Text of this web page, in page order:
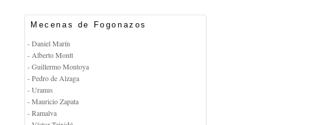
Mecenas de Fogonazos
- Daniel Marín
- Alberto Montt
- Guillermo Montoya
- Pedro de Alzaga
- Uranus
- Mauricio Zapata
- Ramalva